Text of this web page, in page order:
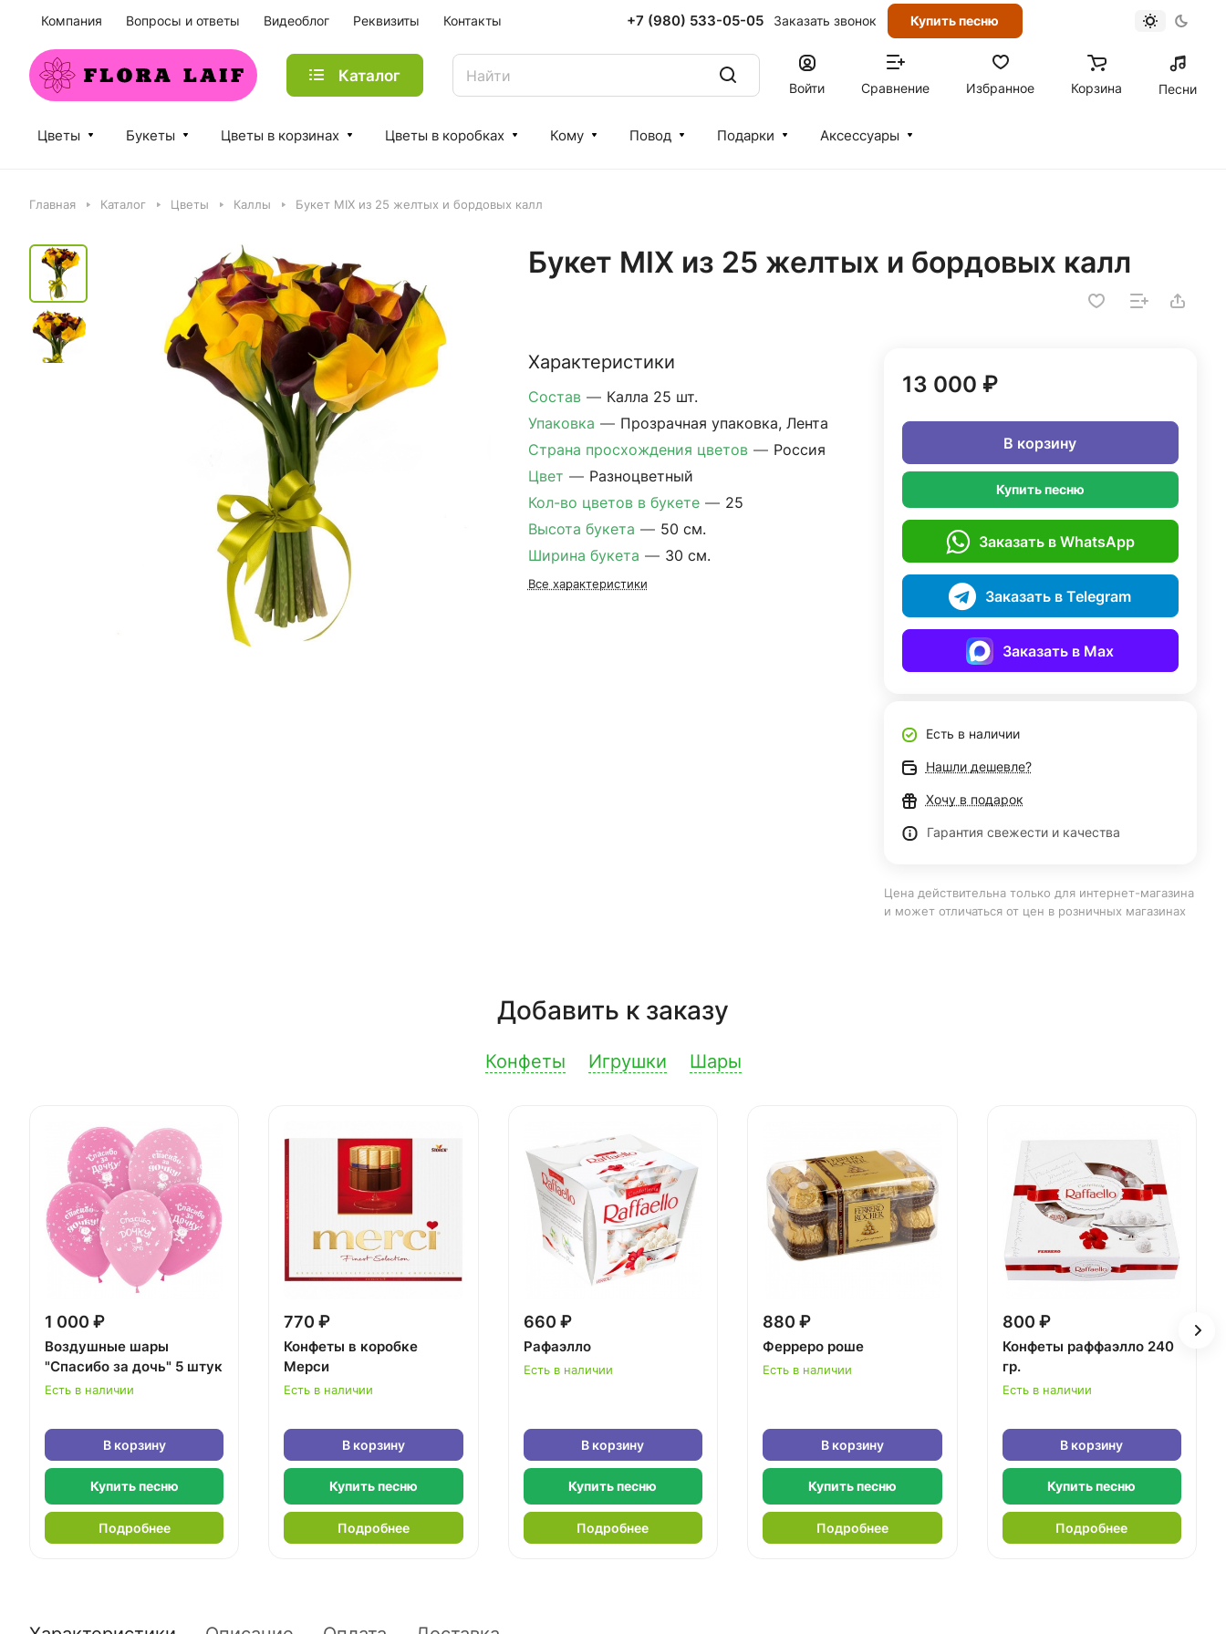
Компания Вопросы и ответы Видеоблог Реквизиты Контакты +7 (980) 533-05-05 Заказать звонок Купить песню
Каталог
Войти Сравнение Избранное Корзина Песни
Цветы Букеты Цветы в корзинах Цветы в коробках Кому Повод Подарки Аксессуары
Главная Каталог Цветы Каллы Букет MIX из 25 желтых и бордовых калл
Букет MIX из 25 желтых и бордовых калл
Характеристики
Состав — Калла 25 шт.
Упаковка — Прозрачная упаковка, Лента
Страна просхождения цветов — Россия
Цвет — Разноцветный
Кол-во цветов в букете — 25
Высота букета — 50 см.
Ширина букета — 30 см.
Все характеристики
13 000 ₽
В корзину
Купить песню
Заказать в WhatsApp
Заказать в Telegram
Заказать в Max
Есть в наличии
Нашли дешевле?
Хочу в подарок
Гарантия свежести и качества
Цена действительна только для интернет-магазина
и может отличаться от цен в розничных магазинах
Добавить к заказу
Конфеты Игрушки Шары
1 000 ₽
Воздушные шары
"Спасибо за дочь" 5 штук
Есть в наличии
В корзину
Купить песню
Подробнее
770 ₽
Конфеты в коробке
Мерси
Есть в наличии
В корзину
Купить песню
Подробнее
660 ₽
Рафаэлло
Есть в наличии
В корзину
Купить песню
Подробнее
880 ₽
Ферреро роше
Есть в наличии
В корзину
Купить песню
Подробнее
800 ₽
Конфеты раффаэлло 240
гр.
Есть в наличии
В корзину
Купить песню
Подробнее